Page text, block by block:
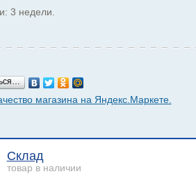
3 недели.
Склад
товар в наличии